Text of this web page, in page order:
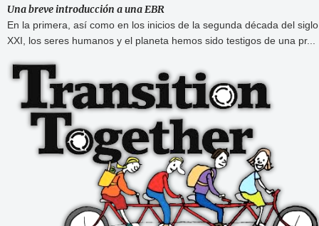
Una breve introducción a una EBR
En la primera, así como en los inicios de la segunda década del siglo
XXI, los seres humanos y el planeta hemos sido testigos de una pr...